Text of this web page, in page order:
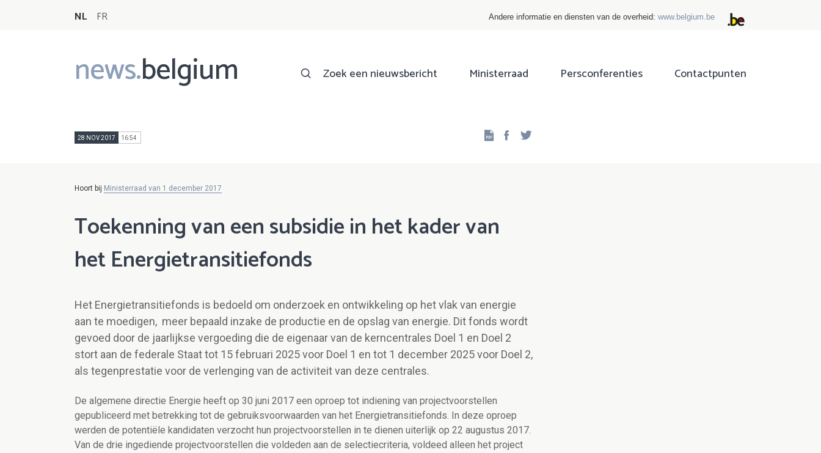
NL FR Andere informatie en diensten van de overheid: www.belgium.be
news.belgium
Main
navigation
Zoek een nieuwsbericht Ministerraad Persconferenties Contactpunten
28 NOV 2017 16:54 Facebook
Hoort bij Ministerraad van 1 december 2017
Toekenning van een subsidie in het kader van
het Energietransitiefonds
Het Energietransitiefonds is bedoeld om onderzoek en ontwikkeling op het vlak van energie
aan te moedigen, meer bepaald inzake de productie en de opslag van energie. Dit fonds wordt
gevoed door de jaarlijkse vergoeding die de eigenaar van de kerncentrales Doel 1 en Doel 2
stort aan de federale Staat tot 15 februari 2025 voor Doel 1 en tot 1 december 2025 voor Doel 2,
als tegenprestatie voor de verlenging van de activiteit van deze centrales.
De algemene directie Energie heeft op 30 juni 2017 een oproep tot indiening van projectvoorstellen
gepubliceerd met betrekking tot de gebruiksvoorwaarden van het Energietransitiefonds. In deze oproep
werden de potentiële kandidaten verzocht hun projectvoorstellen in te dienen uiterlijk op 22 augustus 2017.
Van de drie ingediende projectvoorstellen die voldeden aan de selectiecriteria, voldeed alleen het project